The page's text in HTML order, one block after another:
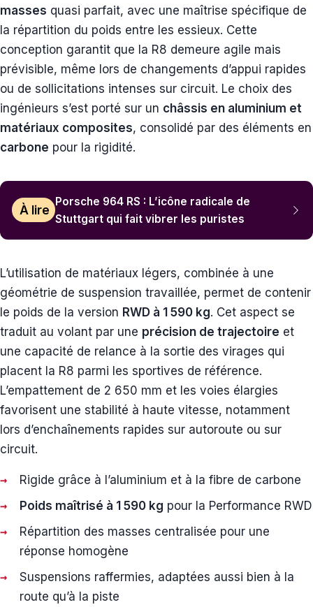
masses quasi parfait, avec une maîtrise spécifique de
la répartition du poids entre les essieux. Cette
conception garantit que la R8 demeure agile mais
prévisible, même lors de changements d’appui rapides
ou de sollicitations intenses sur circuit. Le choix des
ingénieurs s’est porté sur un châssis en aluminium et
matériaux composites, consolidé par des éléments en
carbone pour la rigidité.
À lire
Porsche 964 RS : L’icône radicale de
Stuttgart qui fait vibrer les puristes
L’utilisation de matériaux légers, combinée à une
géométrie de suspension travaillée, permet de contenir
le poids de la version RWD à 1 590 kg. Cet aspect se
traduit au volant par une précision de trajectoire et
une capacité de relance à la sortie des virages qui
placent la R8 parmi les sportives de référence.
L’empattement de 2 650 mm et les voies élargies
favorisent une stabilité à haute vitesse, notamment
lors d’enchaînements rapides sur autoroute ou sur
circuit.
Rigide grâce à l’aluminium et à la fibre de carbone
Poids maîtrisé à 1 590 kg pour la Performance RWD
Répartition des masses centralisée pour une
réponse homogène
Suspensions raffermies, adaptées aussi bien à la
route qu’à la piste